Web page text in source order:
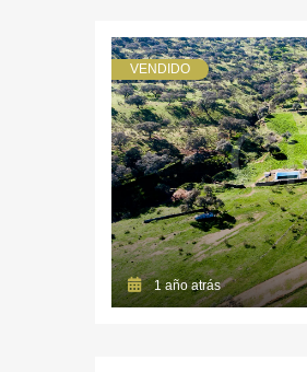
VENDIDO
1 año atrás